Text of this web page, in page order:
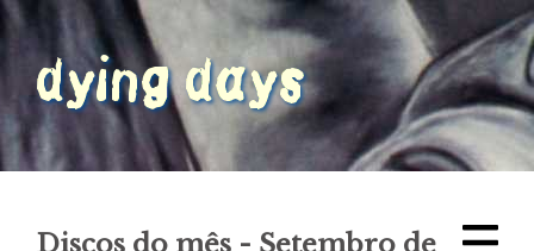
Discos do mês - Setembro de